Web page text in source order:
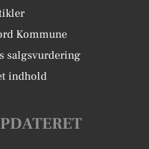
Kommune
salgsvurdering
indhold